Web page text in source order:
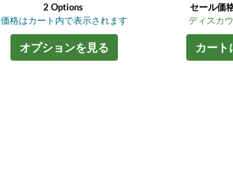
2 Options
価格はカート内で表示されます
オプションを見る
セール価
ディスカ
カート